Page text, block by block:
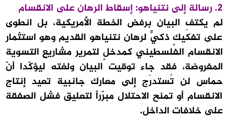
2. رسالة إلى نتنياهو: إسقاط الرهان على الانقسام
لم يكتفِ البيان برفض الخطة الأمريكية، بل انطوى
على تفكيكٍ ذكيٍّ لرهان نتنياهو القديم وهو استثمار
الانقسام الفلسطيني كمدخلٍ لتمرير مشاريع التسوية
المفروضة، فقد جاء توقيت البيان ولغته ليؤكّدا أنّ
حماس لن تُستدرَج إلى معارك جانبية تعيد إنتاج
الانقسام أو تمنح الاحتلال مبرّراً لتعليق فشل الصفقة
على خلافات الداخل.